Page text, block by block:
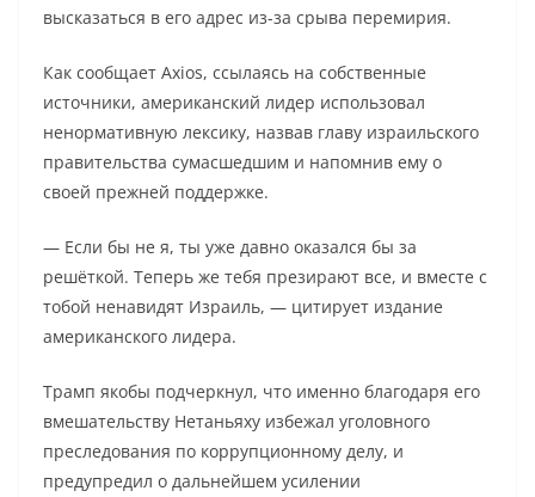
высказаться в его адрес из-за срыва перемирия.
Как сообщает Axios, ссылаясь на собственные
источники, американский лидер использовал
ненормативную лексику, назвав главу израильского
правительства сумасшедшим и напомнив ему о
своей прежней поддержке.
— Если бы не я, ты уже давно оказался бы за
решёткой. Теперь же тебя презирают все, и вместе с
тобой ненавидят Израиль, — цитирует издание
американского лидера.
Трамп якобы подчеркнул, что именно благодаря его
вмешательству Нетаньяху избежал уголовного
преследования по коррупционному делу, и
предупредил о дальнейшем усилении